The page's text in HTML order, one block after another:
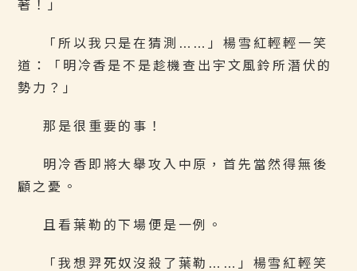
著！」
「所以我只是在猜測……」楊雪紅輕輕一笑
道：「明冷香是不是趁機查出宇文風鈴所潛伏的
勢力？」
那是很重要的事！
明冷香即將大舉攻入中原，首先當然得無後
顧之憂。
且看葉勒的下場便是一例。
「我想羿死奴沒殺了葉勒……」楊雪紅輕笑